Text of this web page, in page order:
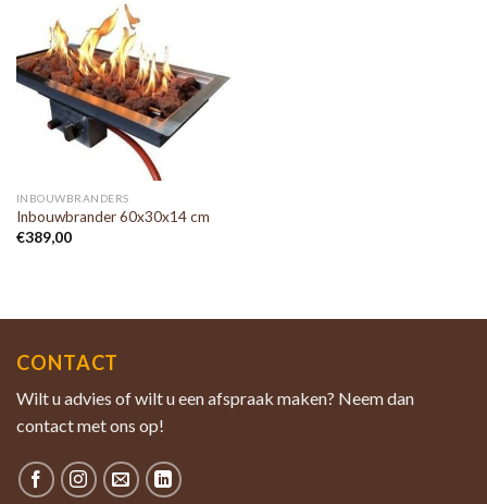
INBOUWBRANDERS
Inbouwbrander 60x30x14 cm
€389,00
CONTACT
Wilt u advies of wilt u een afspraak maken? Neem dan
contact met ons op!